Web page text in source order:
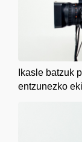
Ikasle batzuk
entzunezko